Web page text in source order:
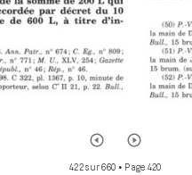
422 sur 660 • Page 420